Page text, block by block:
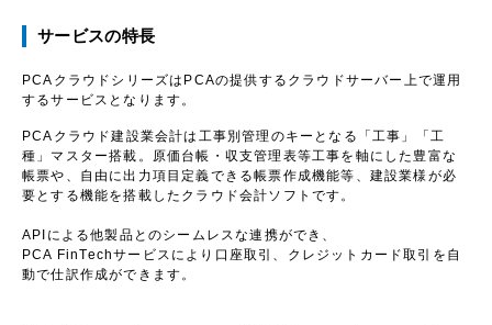
サービスの特長
PCAクラウドシリーズはPCAの提供するクラウドサーバー上で運用
するサービスとなります。
PCAクラウド建設業会計は工事別管理のキーとなる「工事」「工
種」マスター搭載。原価台帳・収支管理表等工事を軸にした豊富な
帳票や、自由に出力項目定義できる帳票作成機能等、建設業様が必
要とする機能を搭載したクラウド会計ソフトです。
APIによる他製品とのシームレスな連携ができ、
PCA FinTechサービスにより口座取引、クレジットカード取引を自
動で仕訳作成ができます。